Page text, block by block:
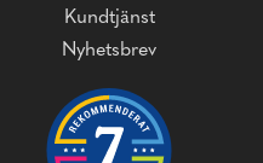
Kundtjänst
Nyhetsbrev